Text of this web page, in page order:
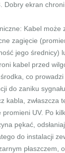
Dobry ekran
Kabel może
zagięcie
jego średnicy)
kabel przed
co
do zaniku sygnału.
kabla, zwłaszcza
promieni UV. Po
pękać,
do instalacji
płaszczem,